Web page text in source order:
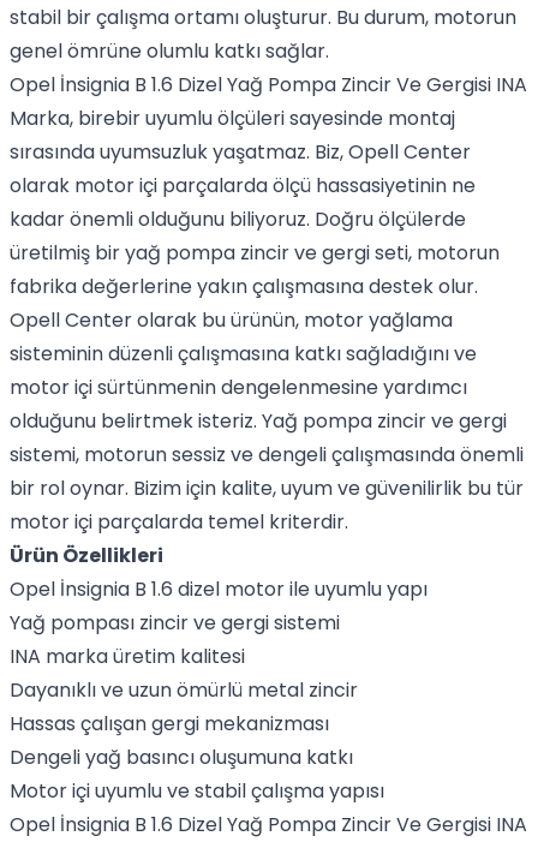
stabil bir çalışma ortamı oluşturur. Bu durum, motorun
genel ömrüne olumlu katkı sağlar.
Opel İnsignia B 1.6 Dizel Yağ Pompa Zincir Ve Gergisi INA
Marka, birebir uyumlu ölçüleri sayesinde montaj
sırasında uyumsuzluk yaşatmaz. Biz, Opell Center
olarak motor içi parçalarda ölçü hassasiyetinin ne
kadar önemli olduğunu biliyoruz. Doğru ölçülerde
üretilmiş bir yağ pompa zincir ve gergi seti, motorun
fabrika değerlerine yakın çalışmasına destek olur.
Opell Center olarak bu ürünün, motor yağlama
sisteminin düzenli çalışmasına katkı sağladığını ve
motor içi sürtünmenin dengelenmesine yardımcı
olduğunu belirtmek isteriz. Yağ pompa zincir ve gergi
sistemi, motorun sessiz ve dengeli çalışmasında önemli
bir rol oynar. Bizim için kalite, uyum ve güvenilirlik bu tür
motor içi parçalarda temel kriterdir.
Ürün Özellikleri
Opel İnsignia B 1.6 dizel motor ile uyumlu yapı
Yağ pompası zincir ve gergi sistemi
INA marka üretim kalitesi
Dayanıklı ve uzun ömürlü metal zincir
Hassas çalışan gergi mekanizması
Dengeli yağ basıncı oluşumuna katkı
Motor içi uyumlu ve stabil çalışma yapısı
Opel İnsignia B 1.6 Dizel Yağ Pompa Zincir Ve Gergisi INA